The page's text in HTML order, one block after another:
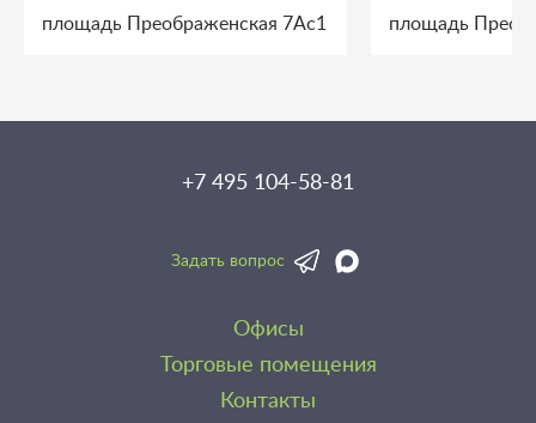
площадь Преображенская 7Ас1 площадь
+7 495 104-58-81
Задать вопрос
Офисы
Торговые помещения
Контакты